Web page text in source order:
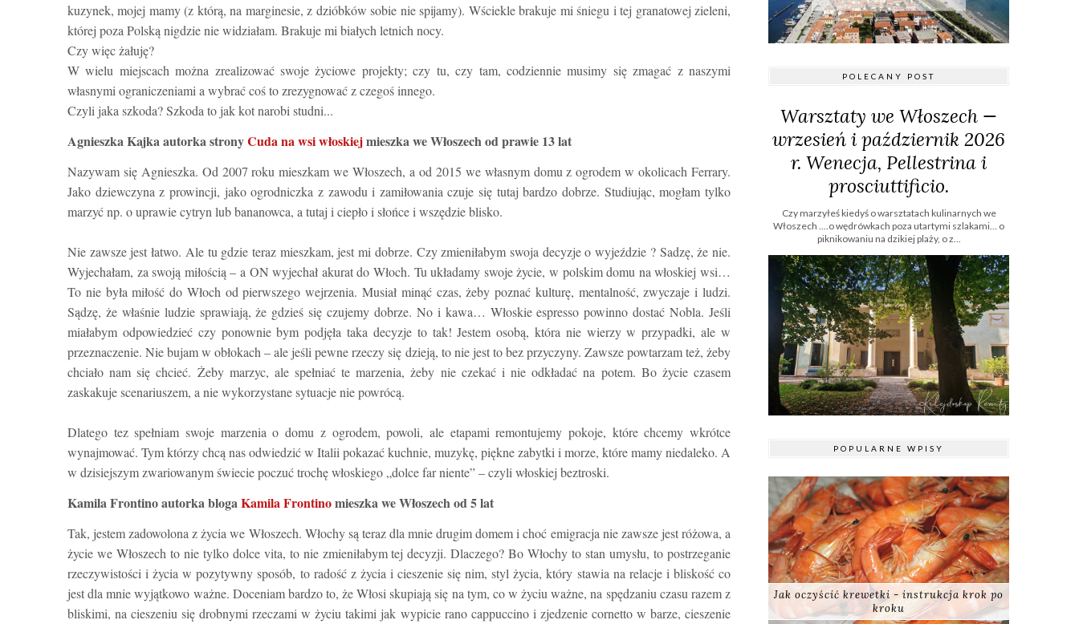
kuzynek, mojej mamy (z którą, na marginesie, z dzióbków sobie nie spijamy). Wściekle brakuje mi śniegu i tej granatowej zieleni,
której poza Polską nigdzie nie widziałam. Brakuje mi białych letnich nocy.
Czy więc żałuję?
W wielu miejscach można zrealizować swoje życiowe projekty; czy tu, czy tam, codziennie musimy się zmagać z naszymi
własnymi ograniczeniami a wybrać coś to zrezygnować z czegoś innego.
Czyli jaka szkoda? Szkoda to jak kot narobi studni...
Agnieszka Kajka autorka stronyCuda na wsi włoskiejmieszka we Włoszech od prawie 13 lat
Nazywam się Agnieszka. Od 2007 roku mieszkam we Włoszech, a od 2015 we własnym domu z ogrodem w okolicach Ferrary.
Jako dziewczyna z prowincji, jako ogrodniczka z zawodu i zamiłowania czuje się tutaj bardzo dobrze. Studiując, mogłam tylko
marzyć np. o uprawie cytryn lub bananowca, a tutaj i ciepło i słońce i wszędzie blisko.
Nie zawsze jest łatwo. Aletu gdzie teraz mieszkam, jest mi dobrze. Czy zmieniłabym swoja decyzje o wyjeździe ? Sadzę, że nie.
Wyjechałam, za swoją miłością – a ON wyjechał akurat do Włoch. Tu układamy swoje życie, w polskim domu na włoskiej wsi…
To nie była miłość do Włoch od pierwszego wejrzenia. Musiał minąć czas, żeby poznać kulturę, mentalność, zwyczaje i ludzi.
Sądzę, że właśnie ludzie sprawiają, że gdzieś się czujemy dobrze. No i kawa… Włoskie espresso powinno dostać Nobla. Jeśli
miałabym odpowiedzieć czy ponownie bym podjęła taka decyzje to tak! Jestem osobą, która nie wierzy w przypadki, ale w
przeznaczenie. Nie bujam w obłokach – ale jeśli pewne rzeczy się dzieją, to nie jest to bez przyczyny. Zawsze powtarzam też, żeby
chciało nam się chcieć. Żeby marzyc, ale spełniać te marzenia, żeby nie czekać i nie odkładać na potem. Bo życie czasem
zaskakuje scenariuszem, a nie wykorzystane sytuacje nie powrócą.
Dlatego tez spełniam swoje marzenia o domu z ogrodem, powoli, ale etapami remontujemy pokoje, które chcemy wkrótce
wynajmować. Tym którzy chcą nas odwiedzić w Italii pokazać kuchnie, muzykę, piękne zabytki i morze, które mamy niedaleko. A
w dzisiejszym zwariowanym świecie poczuć trochę włoskiego „dolce far niente”–czyli włoskiej beztroski.
Kamila Frontino autorka blogaKamila Frontinomieszka we Włoszech od 5 lat
Tak, jestem zadowolona z życia we Włoszech. Włochy są teraz dla mnie drugim domem i choć emigracja nie zawsze jest różowa, a
życie we Włoszech to nie tylko dolce vita, to nie zmieniłabym tej decyzji. Dlaczego? Bo Włochy to stan umysłu, to postrzeganie
rzeczywistości i życia w pozytywny sposób, to radość z życia i cieszenie się nim, styl życia, który stawia na relacje i bliskość co
jest dla mnie wyjątkowo ważne. Doceniam bardzo to, że Włosi skupiają się na tym, co w życiu ważne, na spędzaniu czasu razem z
bliskimi, na cieszeniu się drobnymi rzeczami w życiu takimi jak wypicie rano cappuccino i zjedzenie cornettow barze, cieszenie
POLECANY POST
Warsztaty we Włoszech —
wrzesień i październik 2026
r. Wenecja, Pellestrina i
prosciuttificio.
Czy marzyłeś kiedyś o warsztatach kulinarnych we
Włoszech ....o wędrówkach poza utartymi szlakami… o
piknikowaniu na dzikiej plaży, o z...
POPULARNE WPISY
Jak oczyścić krewetki - instrukcja krok po
kroku